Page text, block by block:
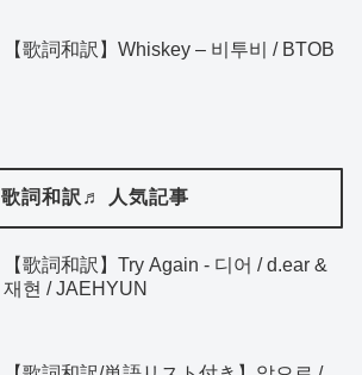
【歌詞和訳】Whiskey – 비투비 / BTOB
歌詞和訳♬ 人気記事
【歌詞和訳】Try Again - 디어 / d.ear &
재현 / JAEHYUN